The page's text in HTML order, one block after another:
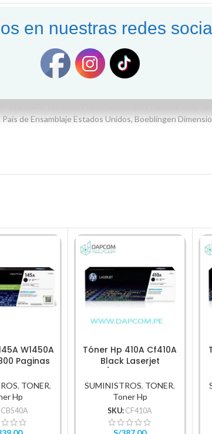
(0)ENVÍO Y ENTREGA
m475dn, m475 305A
– PackSKU305A-PackMPN305A – Pack Color
Técnicos Presentación del Producto Original
de Ensamblaje Estados Unidos, Boeblingen
W1450A
Paginas
, TONER,
Hp
CB540A
Tóner Hp 410A Cf410A
Black Laserjet
SUMINISTROS, TONER,
Toner Hp
SKU: CF410A
en nuestras redes